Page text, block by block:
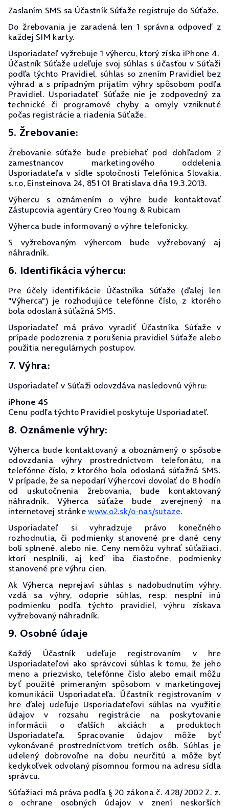
Zaslaním SMS sa Účastník Súťaže registruje do Súťaže.
Do žrebovania je zaradená len 1 správna odpoveď z
každej SIM karty.
Usporiadateľ vyžrebuje 1 výhercu, ktorý získa iPhone 4.
Účastník Súťaže udeľuje svoj súhlas s účasťou v Súťaži
podľa týchto Pravidiel, súhlas so znením Pravidiel bez
výhrad a s prípadným prijatím výhry spôsobom podľa
Pravidiel. Usporiadateľ Súťaže nie je zodpovedný za
technické či programové chyby a omyly vzniknuté
počas registrácie a riadenia Súťaže.
5. Žrebovanie:
Žrebovanie súťaže bude prebiehať pod dohľadom 2
zamestnancov marketingového oddelenia
Usporiadateľa v sídle spoločnosti Telefónica Slovakia,
s.r.o, Einsteinova 24, 851 01 Bratislava dňa 19.3.2013.
Výhercu s oznámením o výhre bude kontaktovať
Zástupcovia agentúry Creo Young & Rubicam
Výherca bude informovaný o výhre telefonicky.
S vyžrebovaným výhercom bude vyžrebovaný aj
náhradník.
6. Identifikácia výhercu:
Pre účely identifikácie Účastníka Súťaže (ďalej len
"Výherca") je rozhodujúce telefónne číslo, z ktorého
bola odoslaná súťažná SMS.
Usporiadateľ má právo vyradiť Účastníka Súťaže v
prípade podozrenia z porušenia pravidiel Súťaže alebo
použitia neregulárnych postupov.
7. Výhra:
Usporiadateľ v Súťaži odovzdáva nasledovnú výhru:
iPhone 4S
Cenu podľa týchto Pravidiel poskytuje Usporiadateľ.
8. Oznámenie výhry:
Výherca bude kontaktovaný a oboznámený o spôsobe
odovzdania výhry prostredníctvom telefonátu, na
telefónne číslo, z ktorého bola odoslaná súťažná SMS.
V prípade, že sa nepodarí Výhercovi dovolať do 8 hodín
od uskutočnenia žrebovania, bude kontaktovaný
náhradník. Výherca súťaže bude zverejnený na
internetovej stránkewww.o2.sk/o-nas/sutaze.
Usporiadateľ si vyhradzuje právo konečného
rozhodnutia, či podmienky stanovené pre dané ceny
boli splnené, alebo nie. Ceny nemôžu vyhrať súťažiaci,
ktorí nesplnili, aj keď iba čiastočne, podmienky
stanovené pre výhru cien.
Ak Výherca neprejaví súhlas s nadobudnutím výhry,
vzdá sa výhry, odoprie súhlas, resp. nesplní inú
podmienku podľa týchto pravidiel, výhru získava
vyžrebovaný náhradník.
9. Osobné údaje
Každý Účastník udeľuje registrovaním v hre
Usporiadateľovi ako správcovi súhlas k tomu, že jeho
meno a priezvisko, telefónne číslo alebo email môžu
byť použité primeraným spôsobom v marketingovej
komunikácii Usporiadateľa. Účastník registrovaním v
hre ďalej udeľuje Usporiadateľovi súhlas na využitie
údajov v rozsahu registrácie na poskytovanie
informácii o ďalších akciách a produktoch
Usporiadateľa. Spracovanie údajov môže byť
vykonávané prostredníctvom tretích osôb. Súhlas je
udelený dobrovoľne na dobu neurčitú a môže byť
kedykoľvek odvolaný písomnou formou na adresu sídla
správcu.
Súťažiaci má práva podľa § 20 zákona č. 428/2002 Z. z.
o ochrane osobných údajov v znení neskorších